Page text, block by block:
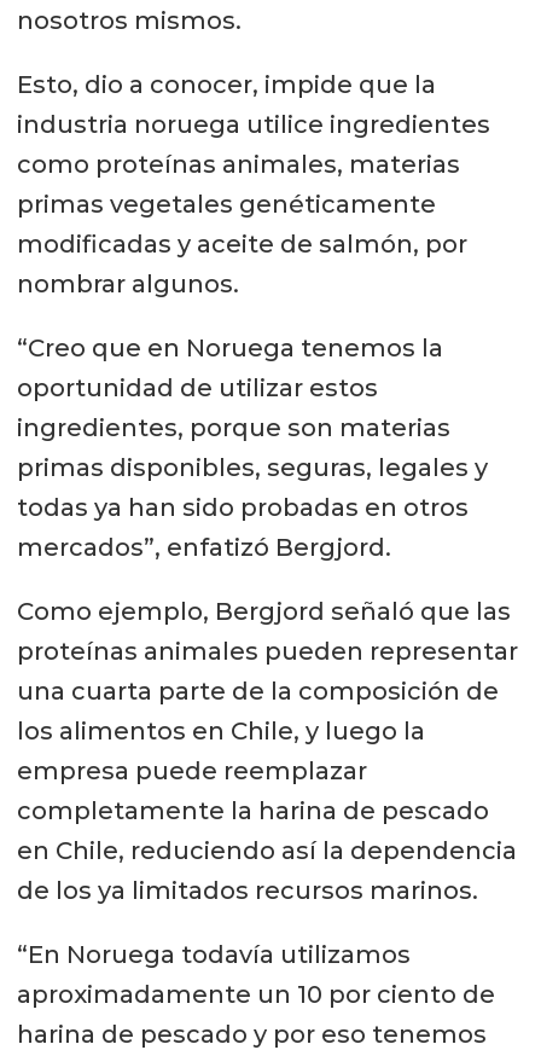
nosotros mismos.
Esto, dio a conocer, impide que la
industria noruega utilice ingredientes
como proteínas animales, materias
primas vegetales genéticamente
modificadas y aceite de salmón, por
nombrar algunos.
“Creo que en Noruega tenemos la
oportunidad de utilizar estos
ingredientes, porque son materias
primas disponibles, seguras, legales y
todas ya han sido probadas en otros
mercados”, enfatizó Bergjord.
Como ejemplo, Bergjord señaló que las
proteínas animales pueden representar
una cuarta parte de la composición de
los alimentos en Chile, y luego la
empresa puede reemplazar
completamente la harina de pescado
en Chile, reduciendo así la dependencia
de los ya limitados recursos marinos.
“En Noruega todavía utilizamos
aproximadamente un 10 por ciento de
harina de pescado y por eso tenemos